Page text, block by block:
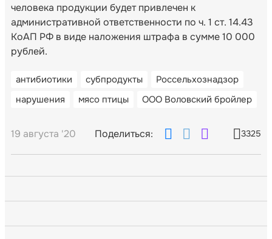
человека продукции будет привлечен к
административной ответственности по ч. 1 ст. 14.43
КоАП РФ в виде наложения штрафа в сумме 10 000
рублей.
антибиотики субпродукты
Россельхознадзор
нарушения
мясо птицы ООО Воловский бройлер
19 августа '20 Поделиться: 3325